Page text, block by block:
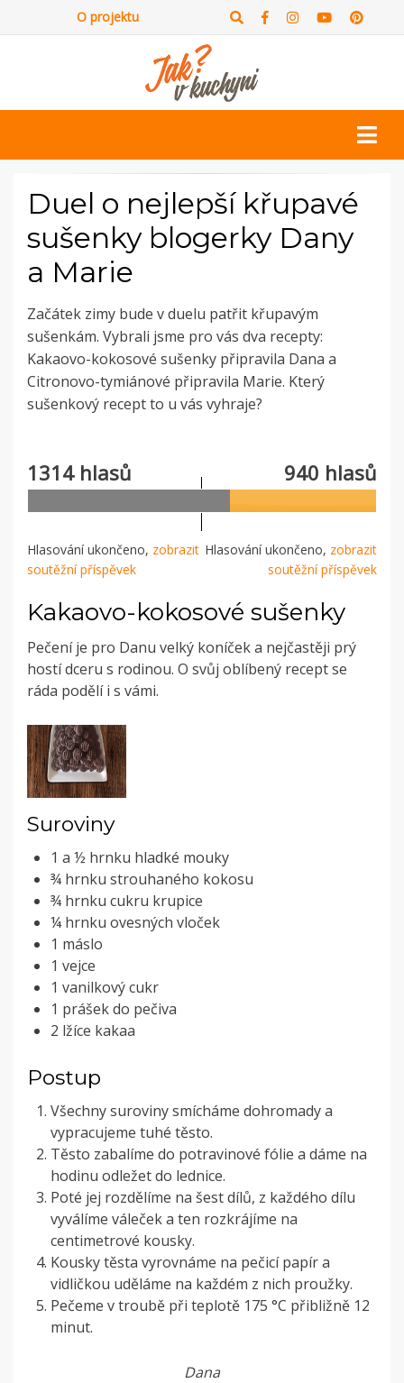
O projektu
Duel o nejlepší křupavé
sušenky blogerky Dany
a Marie
Začátek zimy bude v duelu patřit křupavým
sušenkám. Vybrali jsme pro vás dva recepty:
Kakaovo-kokosové sušenky připravila Dana a
Citronovo-tymiánové připravila Marie. Který
sušenkový recept to u vás vyhraje?
1314 hlasů 940 hlasů
Hlasování ukončeno, zobrazit
soutěžní příspěvek
Hlasování ukončeno, zobrazit
soutěžní příspěvek
Kakaovo-kokosové sušenky
Pečení je pro Danu velký koníček a nejčastěji prý
hostí dceru s rodinou. O svůj oblíbený recept se
ráda podělí i s vámi.
Suroviny
1 a ½ hrnku hladké mouky
¾ hrnku strouhaného kokosu
¾ hrnku cukru krupice
¼ hrnku ovesných vloček
1 máslo
1 vejce
1 vanilkový cukr
1 prášek do pečiva
2 lžíce kakaa
Postup
Všechny suroviny smícháme dohromady a
vypracujeme tuhé těsto.
Těsto zabalíme do potravinové fólie a dáme na
hodinu odležet do lednice.
Poté jej rozdělíme na šest dílů, z každého dílu
vyválíme váleček a ten rozkrájíme na
centimetrové kousky.
Kousky těsta vyrovnáme na pečicí papír a
vidličkou uděláme na každém z nich proužky.
Pečeme v troubě při teplotě 175 °C přibližně 12
minut.
Dana